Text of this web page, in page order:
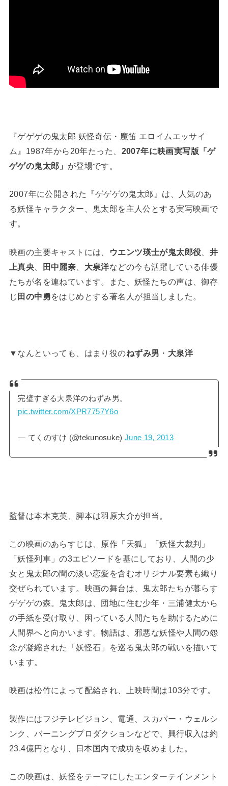
『ゲゲゲの鬼太郎 妖怪奇伝・魔笛 エロイムエッサイ
ム』1987年から20年たった、 2007年に映画実写版「ゲ
ゲゲの鬼太郎」 が登場です。
2007年に公開された『ゲゲゲの鬼太郎』は、人気のあ
る妖怪キャラクター、鬼太郎を主人公とする実写映画で
す。
映画の主要キャストには、 ウエンツ瑛士が鬼太郎役
井
上真央
田中麗奈 大泉洋などの今も活躍している俳優
たちが名を連ねています。また、妖怪たちの声は、御存
じ 田の中勇をはじめとする著名人が担当しました。
▼なんといっても、はまり役のねずみ男 ・ 大泉洋
完璧すぎる大泉洋のねずみ男。
pic.twitter.com/XPR7757Y6o
— てくのすけ (@tekunosuke) June 19, 2013
監督は本木克英、脚本は羽原大介が担当。
この映画のあらすじは、原作「天狐」「妖怪大裁判」
「妖怪列車」の3エピソードを基にしており、人間の少
女と鬼太郎の間の淡い恋愛を含むオリジナル要素も織り
交ぜられています。映画の舞台は、鬼太郎たちが暮らす
ゲゲゲの森。鬼太郎は、団地に住む少年・三浦健太から
の手紙を受け取り、困っている人間たちを助けるために
人間界へと向かいます。物語は、邪悪な妖怪や人間の怨
念が凝縮された「妖怪石」を巡る鬼太郎の戦いを描いて
います。
映画は松竹によって配給され、上映時間は103分です。
製作にはフジテレビジョン、電通、スカパー・ウェルシ
ンク、バーニングプロダクションなどで、興行収入は約
23.4億円となり、日本国内で成功を収めました。
この映画は、妖怪をテーマにしたエンターテインメント